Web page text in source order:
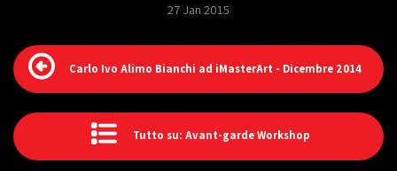
27 Jan 2015
Carlo Ivo Alimo Bianchi ad iMasterArt - Dicembre 2014
Tutto su: Avant-garde Workshop